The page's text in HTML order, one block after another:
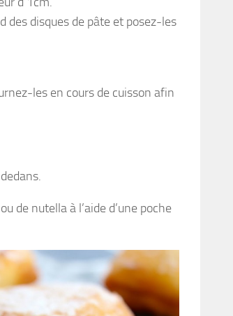
des disques de pâte et posez-les
les en cours de cuisson afin
de nutella à l’aide d’une poche